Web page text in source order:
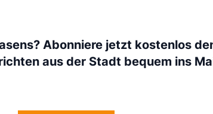
Abonniere jetzt kostenlos
aus der Stadt bequem ins